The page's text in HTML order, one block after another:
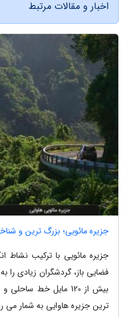
اخبار و مقالات مرتبط
جزیره مائویی؛ بزرگ ترین و
جزیره مائویی با ترکیب نشاط
فضایی باز، گردشگران زیادی
ترین جزیره هاوایی به شمار می